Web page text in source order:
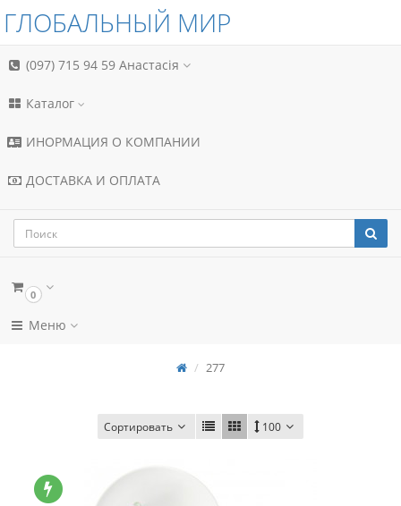
ГЛОБАЛЬНЫЙ МИР
(097) 715 94 59 Анастасія
Каталог
ИНОРМАЦИЯ О КОМПАНИИ
ДОСТАВКА И ОПЛАТА
0
Меню
277
Сортировать 100